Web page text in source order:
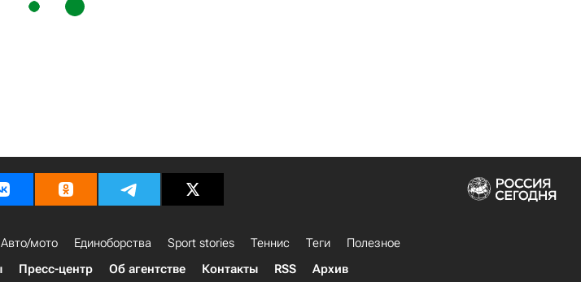
Авто/мото Единоборства Sport stories Теннис Теги
Полезное
Пресс-центр Об агентстве Контакты RSS Архив